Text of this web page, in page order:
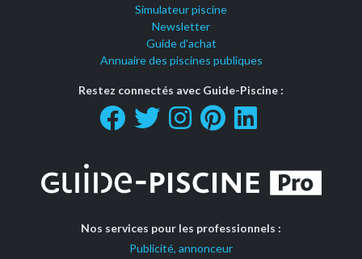
Simulateur piscine
Newsletter
Guide d'achat
Annuaire des piscines publiques
Restez connectés avec Guide-Piscine :
Nos services pour les professionnels :
Publicité, annonceur